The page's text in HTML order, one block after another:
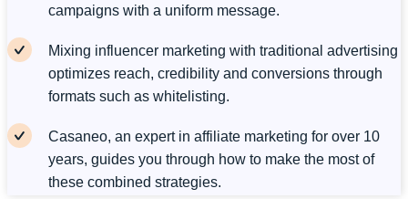
campaigns with a uniform message.
Mixing influencer marketing with traditional advertising
optimizes reach, credibility and conversions through
formats such as whitelisting.
Casaneo, an expert in affiliate marketing for over 10
years, guides you through how to make the most of
these combined strategies.